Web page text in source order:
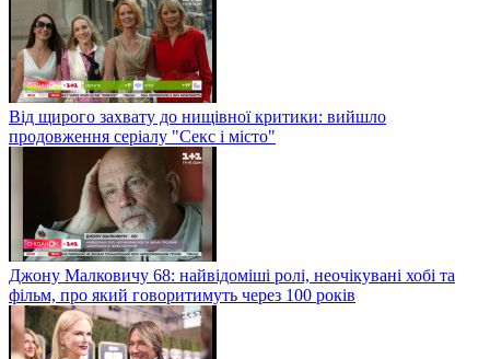
Від щирого захвату до нищівної критики: вийшло
продовження серіалу "Секс і місто"
Джону Малковичу 68: найвідоміші ролі, неочікувані хобі та
фільм, про який говоритимуть через 100 років